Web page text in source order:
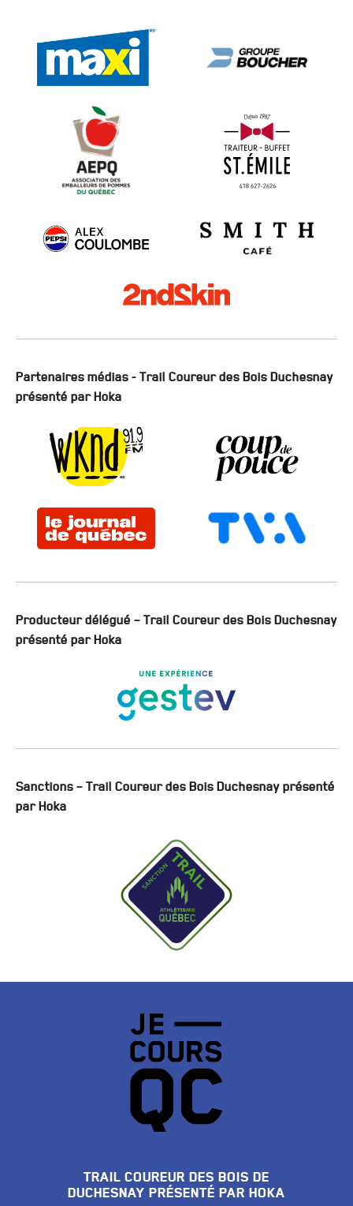
Partenaires médias - Trail Coureur des Bois Duchesnay
présenté par Hoka
Producteur délégué – Trail Coureur des Bois Duchesnay
présenté par Hoka
Sanctions – Trail Coureur des Bois Duchesnay présenté
par Hoka
TRAIL COUREUR DES BOIS DE
DUCHESNAY PRÉSENTÉ PAR HOKA